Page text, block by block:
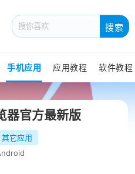
搜索
手机应用 应用教程 软件教程
器官方最新版
其它应用